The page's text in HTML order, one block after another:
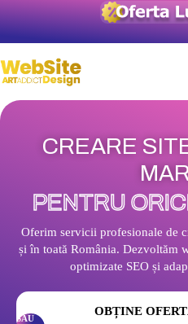
CREARE
PENTRU
Oferim servicii profesionale de
și în toată România. Dezvoltăm
optimizate SEO și
OBȚINE
SAU